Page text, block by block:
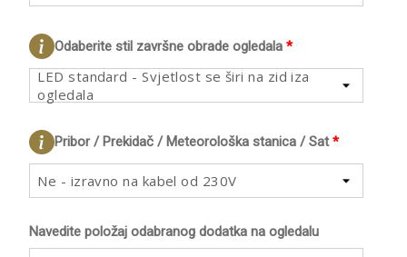
*
Odaberite stil završne obrade ogledala
LED standard - Svjetlost se širi na zid iza
ogledala
*
Pribor / Prekidač / Meteorološka stanica / Sat
Ne - izravno na kabel od 230V
Navedite položaj odabranog dodatka na ogledalu